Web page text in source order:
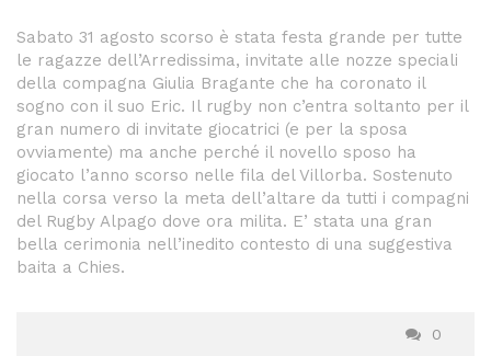
Sabato 31 agosto scorso è stata festa grande per tutte
le ragazze dell’Arredissima, invitate alle nozze speciali
della compagna Giulia Bragante che ha coronato il
sogno con il suo Eric. Il rugby non c’entra soltanto per il
gran numero di invitate giocatrici (e per la sposa
ovviamente) ma anche perché il novello sposo ha
giocato l’anno scorso nelle fila del Villorba. Sostenuto
nella corsa verso la meta dell’altare da tutti i compagni
del Rugby Alpago dove ora milita. E’ stata una gran
bella cerimonia nell’inedito contesto di una suggestiva
baita a Chies.
0